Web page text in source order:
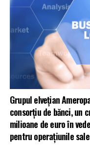
Grupul elvețian
consorțiu de bănci, un
milioane de euro în
pentru operațiunile